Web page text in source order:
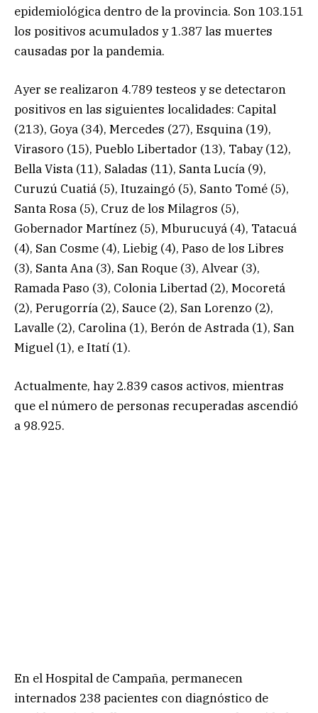
epidemiológica dentro de la provincia. Son 103.151
los positivos acumulados y 1.387 las muertes
causadas por la pandemia.
Ayer se realizaron 4.789 testeos y se detectaron
positivos en las siguientes localidades: Capital
(213), Goya (34), Mercedes (27), Esquina (19),
Virasoro (15), Pueblo Libertador (13), Tabay (12),
Bella Vista (11), Saladas (11), Santa Lucía (9),
Curuzú Cuatiá (5), Ituzaingó (5), Santo Tomé (5),
Santa Rosa (5), Cruz de los Milagros (5),
Gobernador Martínez (5), Mburucuyá (4), Tatacuá
(4), San Cosme (4), Liebig (4), Paso de los Libres
(3), Santa Ana (3), San Roque (3), Alvear (3),
Ramada Paso (3), Colonia Libertad (2), Mocoretá
(2), Perugorría (2), Sauce (2), San Lorenzo (2),
Lavalle (2), Carolina (1), Berón de Astrada (1), San
Miguel (1), e Itatí (1).
Actualmente, hay 2.839 casos activos, mientras
que el número de personas recuperadas ascendió
a 98.925.
En el Hospital de Campaña, permanecen
internados 238 pacientes con diagnóstico de